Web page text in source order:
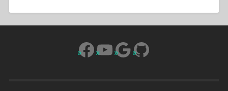
Facebook
YouTube
Google
GitHub